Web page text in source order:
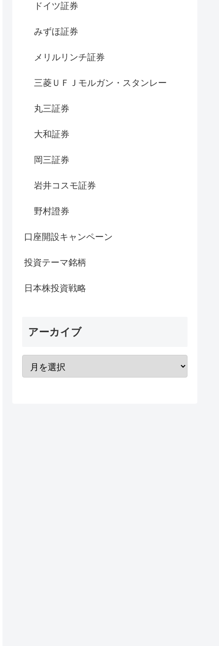
ドイツ証券
みずほ証券
メリルリンチ証券
三菱ＵＦＪモルガン・スタンレー
丸三証券
大和証券
岡三証券
岩井コスモ証券
野村證券
口座開設キャンペーン
投資テーマ銘柄
日本株投資戦略
アーカイブ